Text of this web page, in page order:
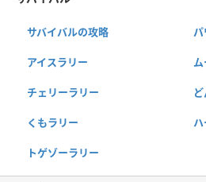
サバイバルの攻略 パ
アイスラリー ム
チェリーラリー
くもラリー ハ
トゲゾーラリー